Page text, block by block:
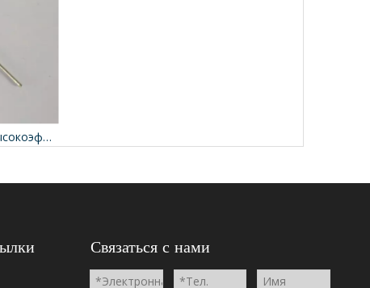
Пассивированные стеклом высокоэффективные выпрямители HER104G
Связаться с нами